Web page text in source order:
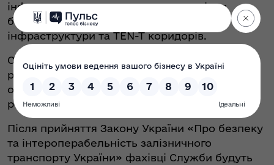
інфраструктури, системами управління
безпекою, підходами до розвитку
інфраструктури та TEN-T коридорів.
Особливу увагу приділили організації роботи
регуляторного органу, органу з безпеки,
органу ліцензування, а також практикам
розвитку інтермодальних перевезень.
Після прийняття Закону України «Про безпеку
та інтероперабельність залізничного
транспорту України» фахівці Служби будуть